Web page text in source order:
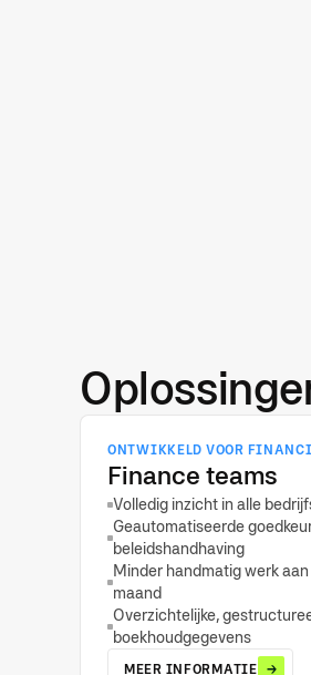
ONTWIKKELD VOOR
Finance teams
Volledig inzicht in alle
Geautomatiseerde
beleidshandhaving
Minder handmatig werk
maand
Overzichtelijke,
boekhoudgegevens
MEER INFORMATIE